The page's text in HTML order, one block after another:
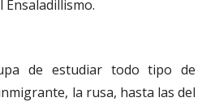
de estudiar todo tipo de
la rusa, hasta las del